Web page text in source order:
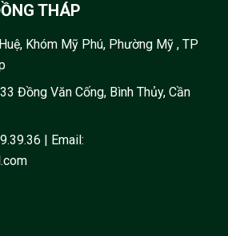
THÁP
Khóm Mỹ Phú, Phường Mỹ , TP
Đồng Văn Cống, Bình Thủy, Cần
| Email: